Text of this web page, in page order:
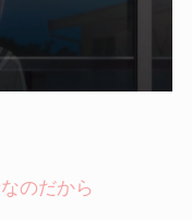
のだから